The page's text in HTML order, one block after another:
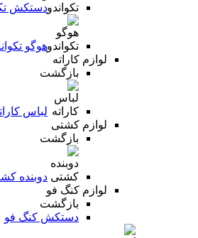
دستکش
هوگو
لوازم کاراته
بازگشت
لباس
لوازم کشتی
بازگشت
دوبنده
لوازم کنگ فو
بازگشت
دستکش کنگ فو